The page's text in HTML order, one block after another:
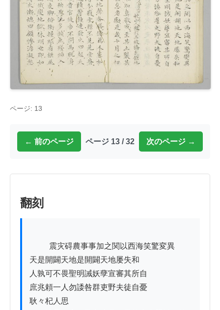
ページ: 13
← 前のページ ページ 13 / 32 次のページ →
翻刻
天是開闢天地是開闢天地屡失和
人孰可不畏聖明誡妖孽宣審其所自
庶兆頼一人勿諉咎群吏野夫徒自憂
耿々杞人思